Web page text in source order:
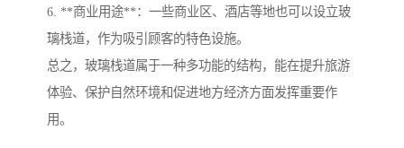
6. **商业用途**：一些商业区、酒店等地也可以设立玻
璃栈道，作为吸引顾客的特色设施。
总之，玻璃栈道属于一种多功能的结构，能在提升旅游
体验、保护自然环境和促进地方经济方面发挥重要作
用。